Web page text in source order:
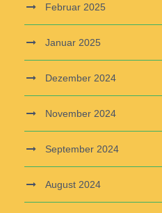
Februar 2025
Januar 2025
Dezember 2024
November 2024
September 2024
August 2024